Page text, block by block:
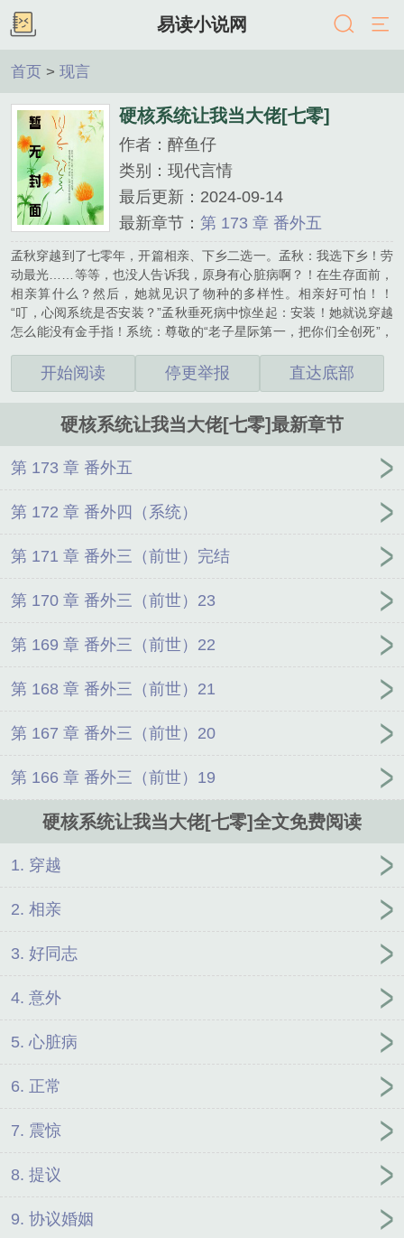
易读小说网
首页 > 现言
硬核系统让我当大佬[七零]
作者：醉鱼仔
类别：现代言情
最后更新：2024-09-14
最新章节： 第 173 章 番外五
孟秋穿越到了七零年，开篇相亲、下乡二选一。孟秋：我选下乡！劳
动最光……等等，也没人告诉我，原身有心脏病啊？！在生存面前，
相亲算什么？然后，她就见识了物种的多样性。相亲好可怕！！
“叮，心阅系统是否安装？”孟秋垂死病中惊坐起：安装！她就说穿越
怎么能没有金手指！系统：尊敬的“老子星际第一，把你们全创死”，
五十六秒。倒计时，五十五秒，五十四秒……孟秋：？？？！！！系
统：来学习吗？加生命值的那种。孟秋：学！！！系统打开资料库
器》、《核武器与战争》……孟秋：？你们星际……都……这么硬核
诸多猜测，但任凭外国怎么打探，都打探不出来研发者。而知道真相
的人，第一次见到孟秋，都是一个反应：这就是……神秘军工大
佬？？孟-神秘军工大佬-秋：其实一开始我只是想活着……*季屿是一
本年代文里的大反派，报完仇后，在白月光坟前饮弹自尽，一睁眼重
为报，唯有以身相许。只是捡个钱包的孟秋：碰
开始阅读 停更举报 直达底部
硬核系统让我当大佬[七零]最新章节
第 173 章 番外五
第 172 章 番外四（系统）
第 171 章 番外三（前世）完结
第 170 章 番外三（前世）23
第 169 章 番外三（前世）22
第 168 章 番外三（前世）21
第 167 章 番外三（前世）20
第 166 章 番外三（前世）19
硬核系统让我当大佬[七零]全文免费阅读
1. 穿越
2. 相亲
3. 好同志
4. 意外
5. 心脏病
6. 正常
7. 震惊
8. 提议
9. 协议婚姻